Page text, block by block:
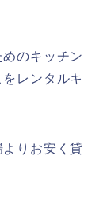
のキッチン
レンタルキ
りお安く貸